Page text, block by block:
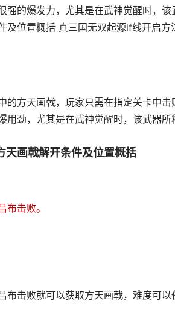
强的爆发力，尤其是在武神觉醒时，
及位置概括 真三国无双起源if线开启方
的方天画戟，玩家只需在指定关卡中
用劲，尤其是在武神觉醒时，该武器所
天画戟解开条件及位置概括
布击败。
布击败就可以获取方天画戟，难度可